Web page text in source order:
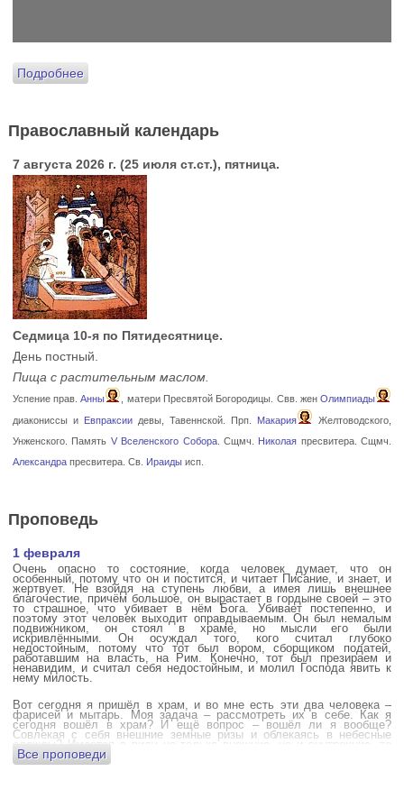
Подробнее
Православный календарь
7 августа 2026 г. (25 июля ст.ст.), пятница.
Седмица 10-я по Пятидесятнице.
День постный.
Пища с растительным маслом.
Успение прав.Анны , матери Пресвятой Богородицы. Свв. женОлимпиады
диакониссы и Евпраксиидевы, Тавеннской. Прп. Макария
Желтоводского,
Унженского. Память V Вселенского Собора. Сщмч. Николая пресвитера. Сщмч.
Александрапресвитера. Св. Ираидыисп.
Проповедь
1 февраля
Очень опасно то состояние, когда человек думает, что он
особенный, потому что он и постится, и читает Писание, и знает, и
жертвует. Не взойдя на ступень любви, а имея лишь внешнее
благочестие, причём большое, он вырастает в гордыне своей – это
то страшное, что убивает в нём Бога. Убивает постепенно, и
поэтому этот человек выходит оправдываемым. Он был немалым
подвижником, он стоял в храме, но мысли его были
искривлёнными. Он осуждал того, кого считал глубоко
недостойным, потому что тот был вором, сборщиком податей,
работавшим на власть, на Рим. Конечно, тот был презираем и
ненавидим, и считал себя недостойным, и молил Господа явить к
нему милость.
Вот сегодня я пришёл в храм, и во мне есть эти два человека –
фарисей и мытарь. Моя задача – рассмотреть их в себе. Как я
сегодня вошёл в храм? И ещё вопрос – вошёл ли я вообще?
Совлекая с себя внешние земные ризы и облекаясь в небесные
одежды? Имеется в виду не только внешние, но и внутренние, то
есть помыслы.
Все проповеди